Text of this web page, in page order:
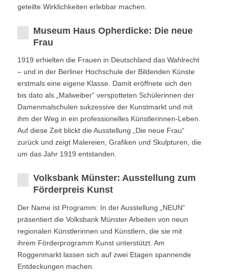
geteilte Wirklichkeiten erlebbar machen.
Museum Haus Opherdicke: Die neue
Frau
1919 erhielten die Frauen in Deutschland das Wahlrecht
– und in der Berliner Hochschule der Bildenden Künste
erstmals eine eigene Klasse. Damit eröffnete sich den
bis dato als „Malweiber“ verspotteten Schülerinnen der
Damenmalschulen sukzessive der Kunstmarkt und mit
ihm der Weg in ein professionelles Künstlerinnen-Leben.
Auf diese Zeit blickt die Ausstellung „Die neue Frau“
zurück und zeigt Malereien, Grafiken und Skulpturen, die
um das Jahr 1919 entstanden.
Volksbank Münster: Ausstellung zum
Förderpreis Kunst
Der Name ist Programm: In der Ausstellung „NEUN“
präsentiert die Volksbank Münster Arbeiten von neun
regionalen Künstlerinnen und Künstlern, die sie mit
ihrem Förderprogramm Kunst unterstützt. Am
Roggenmarkt lassen sich auf zwei Etagen spannende
Entdeckungen machen.